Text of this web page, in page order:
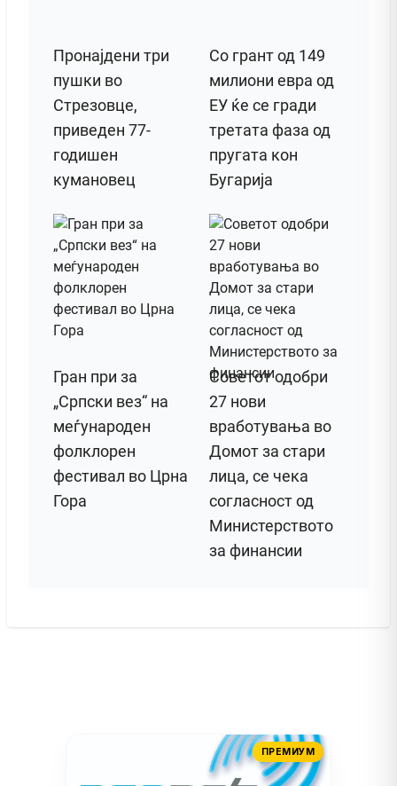
Пронајдени три
пушки во
Стрезовце,
приведен 77-
годишен
кумановец
Со грант од 149
милиони евра од
ЕУ ќе се гради
третата фаза од
пругата кон
Бугарија
Гран при за
„Српски вез“ на
меѓународен
фолклорен
фестивал во Црна
Гора
Советот одобри
27 нови
вработувања во
Домот за стари
лица, се чека
согласност од
Министерството
за финансии
ПРЕМИУМ